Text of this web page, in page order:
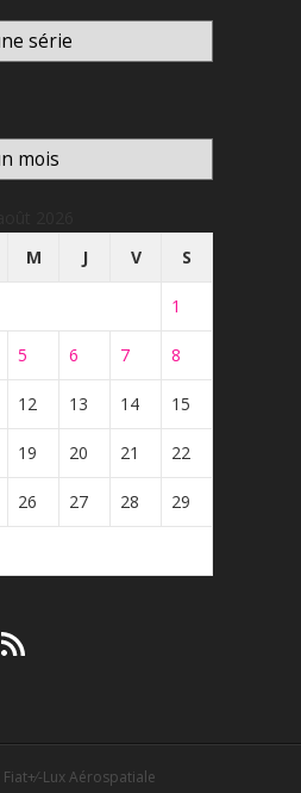
M J V S
1
5 6 7 8
12 13 14 15
19 20 21 22
26 27 28 29
Flux
RSS
Fiat+⁄-Lux Aérospatiale